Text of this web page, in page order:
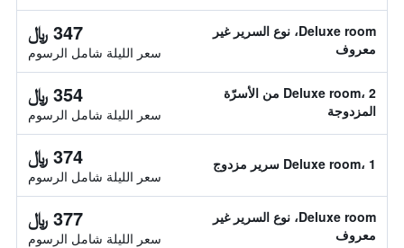
Deluxe room، نوع السرير غير
معروف
347 ﷼
سعر الليلة شامل الرسوم
Deluxe room، 2 من الأسرّة
المزدوجة
354 ﷼
سعر الليلة شامل الرسوم
Deluxe room، 1 سرير مزدوج 374 ﷼
سعر الليلة شامل الرسوم
Deluxe room، نوع السرير غير
معروف
377 ﷼
سعر الليلة شامل الرسوم